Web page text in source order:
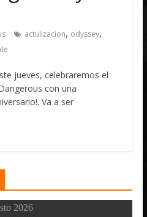
actulizacion, odyssey,
jueves, celebraremos el
con una
Va a ser
2026